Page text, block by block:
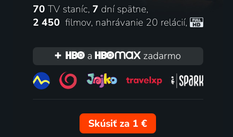
70 TV staníc, 7 dní spätne,
2 450 filmov, nahrávanie 20 relácií,
a zadarmo
Skúsiť za 1 €